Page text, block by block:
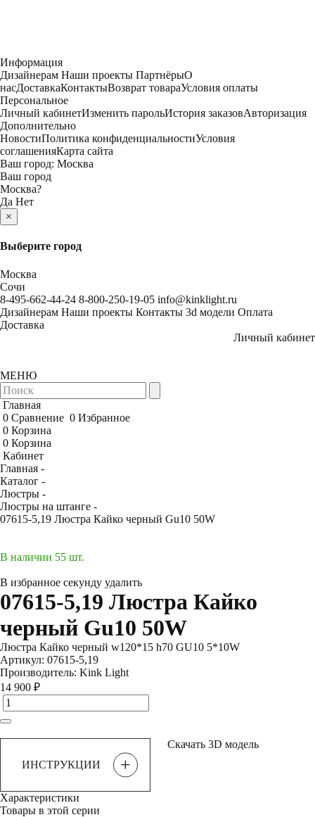
Информация
Дизайнерам Наши проекты ПартнёрыО
насДоставкаКонтактыВозврат товараУсловия оплаты
Персональное
Личный кабинетИзменить парольИстория заказовАвторизация
Дополнительно
НовостиПолитика конфиденциальностиУсловия
соглашенияКарта сайта
Ваш город: Москва
Ваш город
Москва?
Да Нет
×
Выберите город
Москва
Сочи
8-495-662-44-24 8-800-250-19-05 info@kinklight.ru
Дизайнерам Наши проекты Контакты 3d модели Оплата
Доставка
Личный кабинет
МЕНЮ
Главная
0 Сравнение 0 Избранное
0 Корзина
0 Корзина
Кабинет
Главная -
Каталог -
Люстры -
Люстры на штанге -
07615-5,19 Люстра Кайко черный Gu10 50W
В наличии 55 шт.
В избранное секунду удалить
07615-5,19 Люстра Кайко
черный Gu10 50W
Люстра Кайко черный w120*15 h70 GU10 5*10W
Артикул: 07615-5,19
Производитель: Kink Light
14 900 ₽
ИНСТРУКЦИИ +
Скачать 3D модель
Характеристики
Товары в этой серии